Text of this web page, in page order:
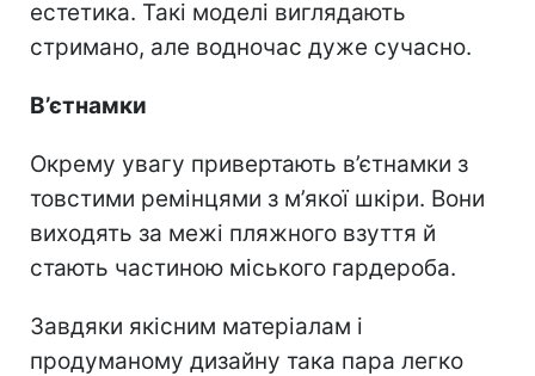
естетика. Такі моделі виглядають
стримано, але водночас дуже сучасно.
В’єтнамки
Окрему увагу привертають в’єтнамки з
товстими ремінцями з м’якої шкіри. Вони
виходять за межі пляжного взуття й
стають частиною міського гардероба.
Завдяки якісним матеріалам і
продуманому дизайну така пара легко